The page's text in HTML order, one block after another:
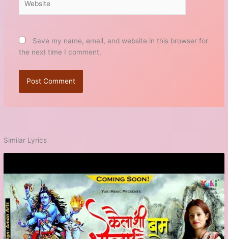
Save my name, email, and website in this browser for
the next time I comment.
Similar Lyrics